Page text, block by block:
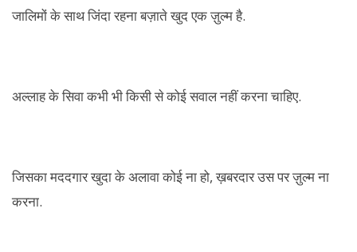
जालिमों के साथ जिंदा रहना बज़ाते खुद एक ज़ुल्म है.
अल्लाह के सिवा कभी भी किसी से कोई सवाल नहीं करना चाहिए.
जिसका मददगार खुदा के अलावा कोई ना हो, ख़बरदार उस पर ज़ुल्म ना
करना.